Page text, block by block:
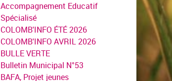
Accompagnement Educatif
Spécialisé
COLOMB'INFO ÉTÉ 2026
COLOMB'INFO AVRIL 2026
BULLE VERTE
Bulletin Municipal N°53
BAFA, Projet jeunes